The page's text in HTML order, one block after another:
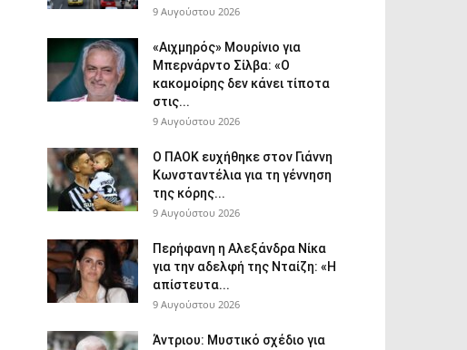
9 Αυγούστου 2026
«Αιχμηρός» Μουρίνιο για
Μπερνάρντο Σίλβα: «Ο
κακομοίρης δεν κάνει τίποτα
στις...
9 Αυγούστου 2026
Ο ΠΑΟΚ ευχήθηκε στον Γιάννη
Κωνσταντέλια για τη γέννηση
της κόρης...
9 Αυγούστου 2026
Περήφανη η Αλεξάνδρα Νίκα
για την αδελφή της Νταίζη: «Η
απίστευτα...
9 Αυγούστου 2026
Άντριου: Μυστικό σχέδιο για